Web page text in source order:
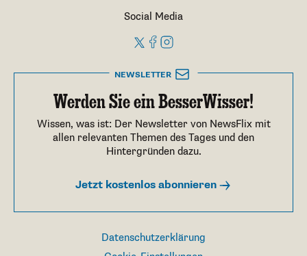
Social Media
NEWSLETTER
Werden Sie ein BesserWisser!
Wissen, was ist: Der Newsletter von NewsFlix mit
allen relevanten Themen des Tages und den
Hintergründen dazu.
Jetzt kostenlos abonnieren
Datenschutzerklärung